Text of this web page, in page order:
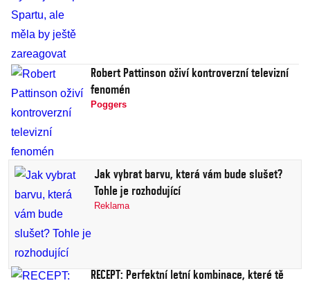
Robert Pattinson oživí kontroverzní televizní
fenomén
Poggers
Jak vybrat barvu, která vám bude slušet?
Tohle je rozhodující
Reklama
RECEPT: Perfektní letní kombinace, které tě